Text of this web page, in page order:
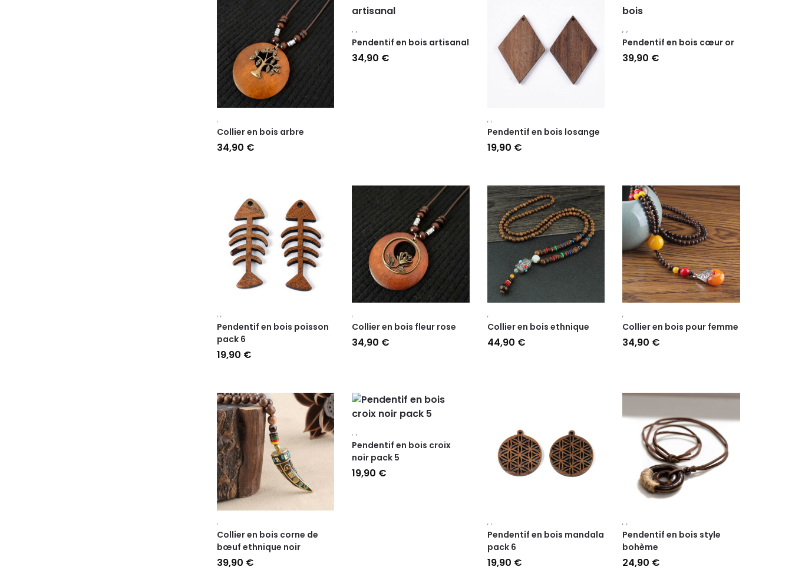
,
Collier en bois arbre
34,90 €
, ,
Pendentif en bois artisanal
34,90 €
,,
Pendentif en bois losange
19,90 €
, ,
Pendentif en bois cœur or
39,90 €
,,
Pendentif en bois poisson
pack 6
19,90 €
,
Collier en bois fleur rose
34,90 €
,
Collier en bois ethnique
44,90 €
,
Collier en bois pour femme
34,90 €
,
Collier en bois corne de
bœuf ethnique noir
39,90 €
, ,
Pendentif en bois croix
noir pack 5
19,90 €
,,
Pendentif en bois mandala
pack 6
19,90 €
, ,
Pendentif en bois style
bohème
24,90 €